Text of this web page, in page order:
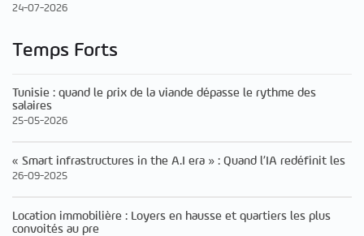
24-07-2026
Temps Forts
Tunisie : quand le prix de la viande dépasse le rythme des
salaires
25-05-2026
« Smart infrastructures in the A.I era » : Quand l’IA redéfinit les
26-09-2025
Location immobilière : Loyers en hausse et quartiers les plus
convoités au pre